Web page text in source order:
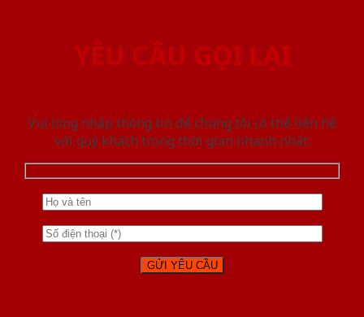
YÊU CẦU GỌI LẠI
Vui lòng nhập thông tin để chúng tôi có thể liên hệ
với quý khách trong thời gian nhanh nhất.